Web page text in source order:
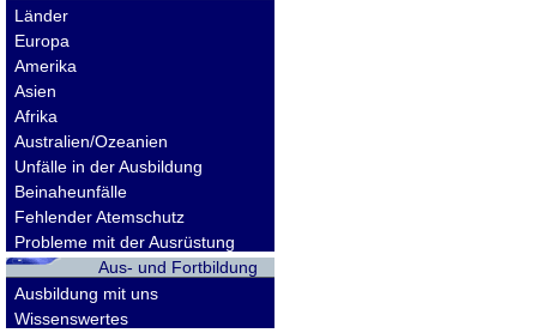
Länder
Europa
Amerika
Asien
Afrika
Australien/Ozeanien
Unfälle in der Ausbildung
Beinaheunfälle
Fehlender Atemschutz
Probleme mit der Ausrüstung
Aus- und Fortbildung
Ausbildung mit uns
Wissenswertes